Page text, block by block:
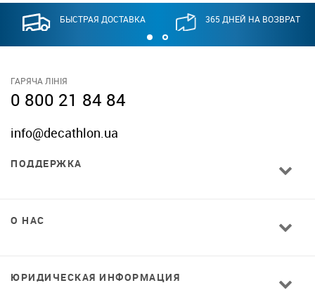
БЫСТРАЯ ДОСТАВКА 365 ДНЕЙ НА ВОЗВРАТ
ГАРЯЧА ЛІНІЯ
0 800 21 84 84
info@decathlon.ua
ПОДДЕРЖКА
О НАС
ЮРИДИЧЕСКАЯ ИНФОРМАЦИЯ